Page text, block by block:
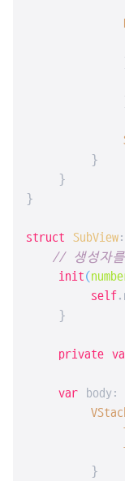
        }
    }
}
struct SubView:
// 생성자
init(
self
    }
private
var body:
        }